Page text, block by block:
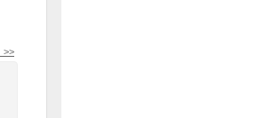
>>